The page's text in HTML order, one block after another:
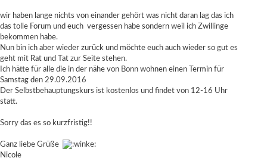
wir haben lange nichts von einander gehört was nicht daran lag das ich
das tolle Forum und euch vergessen habe sondern weil ich Zwillinge
bekommen habe.
Nun bin ich aber wieder zurück und möchte euch auch wieder so gut es
geht mit Rat und Tat zur Seite stehen.
Ich hätte für alle die in der nähe von Bonn wohnen einen Termin für
Samstag den 29.09.2016
Der Selbstbehauptungskurs ist kostenlos und findet von 12-16 Uhr
statt.
Sorry das es so kurzfristig!!
Ganz liebe Grüße
Nicole